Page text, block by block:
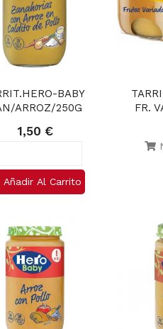
BABY
ARROZ/250G
1,50 €
Añadir Al Carrito
FR.